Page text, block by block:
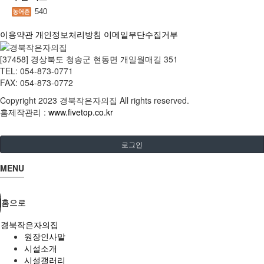
540
이용약관 개인정보처리방침 이메일무단수집거부
[37458] 경상북도 청송군 현동면 개일월매길 351
TEL: 054-873-0771
FAX: 054-873-0772
Copyright 2023 경북작은자의집 All rights reserved.
홈제작관리 : www.fivetop.co.kr
로그인
MENU
홈으로
경북작은자의집
원장인사말
시설소개
시설갤러리